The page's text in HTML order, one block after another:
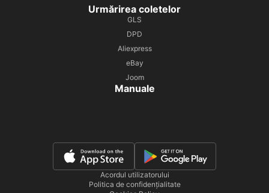
Urmărirea coletelor
GLS
DPD
Aliexpress
eBay
Joom
Manuale
Acordul utilizatorului
Politica de confidențialitate